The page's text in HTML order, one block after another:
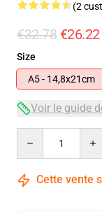
(2
€32.78 €26.22
Size
A5 - 14,8x21cm
Voir le guide
Cette vente